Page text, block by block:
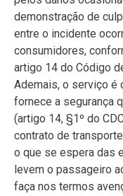
demonstração de
entre o incidente
consumidores,
artigo 14 do Código
Ademais, o serviço é
fornece a segurança
(artigo 14, §1º do
contrato de
o que se espera das
levem o passageiro
faça nos termos